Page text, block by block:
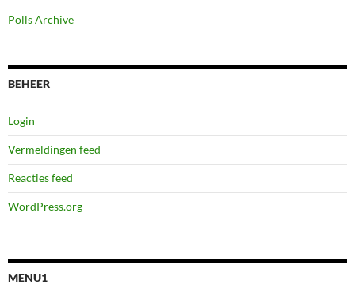
Polls Archive
BEHEER
Login
Vermeldingen feed
Reacties feed
WordPress.org
MENU1